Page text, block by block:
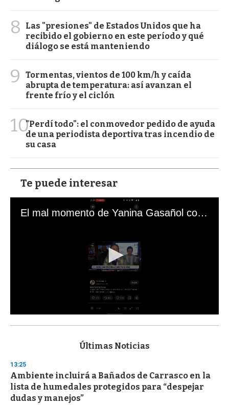
8
Las "presiones" de Estados Unidos que ha
recibido el gobierno en este período y qué
diálogo se está manteniendo
9
Tormentas, vientos de 100 km/h y caída
abrupta de temperatura: así avanzan el
frente frío y el ciclón
10"Perdí todo": el conmovedor pedido de ayuda
de una periodista deportiva tras incendio de
su casa
Te puede interesar
El mal momento de Yanina Gasañol con un hincha argentino en "Subrayado"
s
d
s
o
f
3
Últimas Noticias
13:25
Ambiente incluirá a Bañados de Carrasco en la
lista de humedales protegidos para “despejar
dudas y manejos”